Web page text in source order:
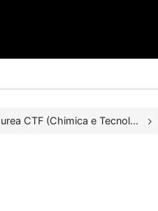
CTF (Chimica e Tecnol...